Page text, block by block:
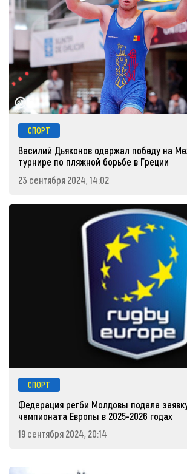
СПОРТ
Василий Дьяконов одержал победу на
турнире по пляжной борьбе в Греции
23 сентября 2024, 14:02
СПОРТ
Федерация регби Молдовы подала
чемпионата Европы в 2025-2026 годах
19 сентября 2024, 20:14